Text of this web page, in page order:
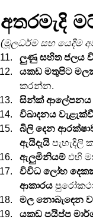
අතරමැදි
(මූලධර්ම සහ යෙදීම
ලුණු සහිත ජලය
යකඩ මතුපිට
කරන්න.
සින්ක් ආලේපනය
විඛාදනය
බිලි දෙන
ඇයිදැයි පැහැදිලි
ඇලුමිනියම් එහි
විවිධ ලෝහ
ආකාරය
මල නොබැඳෙන
යකඩ පයිප්ප